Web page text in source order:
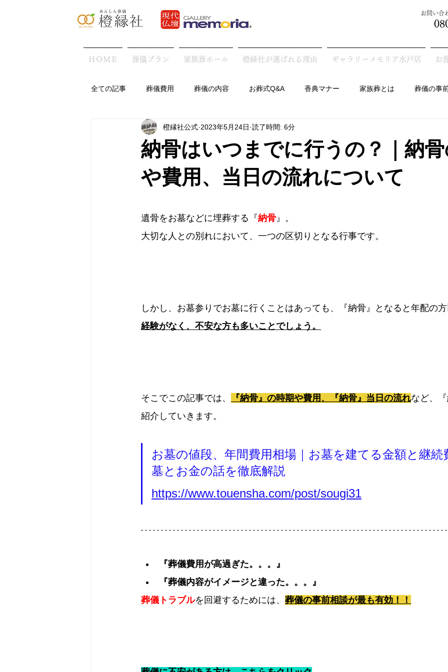
お問い合
ＨＯＭＥ 葬儀プラン 家族葬ホール 橙縁社が選ばれる理由 ギャラリーメモリア水戸店 お
全ての記事 葬儀費用 葬儀の内容 お葬式Q&A 香典マナー 家族葬とは 葬儀の事
地域の葬儀の特徴 葬儀後・お墓の話
納骨はいつまでに行うの？｜納
や費用、当日の流れについて
橙縁社公式 2023年5月24日 読了時間: 6分
遺骨をお墓などに埋葬する『納骨』。
大切な人との別れにおいて、一つの区切りとなる行事です。
しかし、お墓参りでお墓に行くことはあっても、『納骨』となると年配の
経験がなく、不安な方も多いことでしょう。
そこでこの記事では、 『納骨』の時期や費用、『納骨』当日の流れなど、
紹介していきます。
お墓の値段、年間費用相場｜お墓を建てる金額と継続
墓とお金の話を徹底解説
https://www.touensha.com/post/sougi31
『葬儀費用が高過ぎた。。。』
『葬儀内容がイメージと違った。。。』
葬儀トラブルを回避するためには、 葬儀の事前相談が最も有効！！